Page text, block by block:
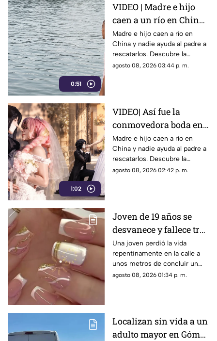
0:51
VIDEO | Madre e hijo
caen a un río en China
y nadie los ayuda por
esta indignante razón
Madre e hijo caen a río en
China y nadie ayuda al padre a
rescatarlos. Descubre la
polémica ley que castiga a los
agosto 08, 2026 03:44 p. m.
1:02
VIDEO| Así fue la
conmovedora boda en
México que le dio un
final feliz a Mitsuri y
Obana
Madre e hijo caen a río en
China y nadie ayuda al padre a
rescatarlos. Descubre la
polémica ley que castiga a los
agosto 08, 2026 02:42 p. m.
Joven de 19 años se
desvanece y fallece tras
ponerse uñas en
Coahuila
Una joven perdió la vida
repentinamente en la calle a
unos metros de concluir un
servicio de uñas. Autoridades
agosto 08, 2026 01:34 p. m.
Localizan sin vida a un
adulto mayor en Gómez